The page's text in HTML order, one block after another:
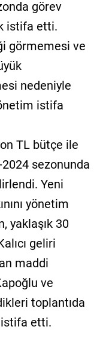
görev
istifa etti.
görmemesi ve
nedeniyle
istifa
TL bütçe ile
sezonunda
Yeni
yönetim
yaklaşık 30
geliri
maddi
ve
toplantıda
istifa etti.